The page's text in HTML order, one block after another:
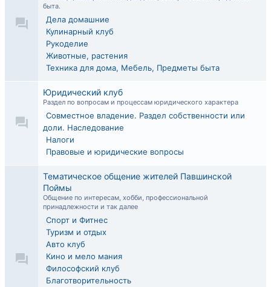
быта.
Дела домашние
Кулинарный клуб
Рукоделие
Животные, растения
Техника для дома, Мебель, Предметы быта
Юридический клуб
Раздел по вопросам и процессам юридического характера
Совместное владение. Раздел собственности или
доли. Наследование
Налоги
Правовые и юридические вопросы
Тематическое общение жителей Павшинской
Поймы
Общение по интересам, хобби, профессиональной
принадлежности и так далее
Спорт и Фитнес
Туризм и отдых
Авто клуб
Кино и мело мания
Философский клуб
Благотворительность